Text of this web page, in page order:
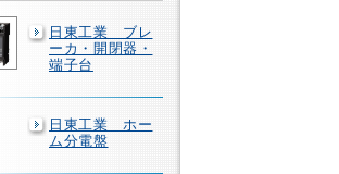
日東工業 ブレ
ーカ・開閉器・
端子台
日東工業 ホー
ム分電盤